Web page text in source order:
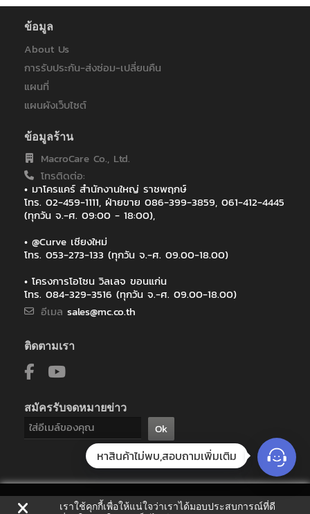
ข้อมูล
About Us
การรับประกัน-ส่งซ่อม-เปลี่ยนคืน
แผนที่
แผนผังเว็บไซต์
ข้อมูลร้าน
MacroCare Co., Ltd.
โทรติดต่อ:
• มาโครแคร์ สำนักงานใหญ่ ราชพฤกษ์
โทร. 02-459-1111, ฝ่ายขาย 086-399-3859, 061-412-4445
(ทุกวัน จ.-ศ. 09:00 - 18:00),
• @Curve เชียงใหม่
โทร. 053-273-133 (ทุกวัน จ.-ศ. 09.00-18.00)
• โครงการโอโซน วิลเลจ ขอนแก่น
โทร. 084-329-3516 (ทุกวัน จ.-ศ. 09.00-18.00)
อีเมล sales@mc.co.th
ติดตามเรา
สมัครรับจดหมายข่าว
Ok
เราใช้คุกกี้เพื่อให้แน่ใจว่าเราได้มอบประสบการณ์ที่ดี
หาสินค้าไม่พบ,สอบถามเพิ่มเติม